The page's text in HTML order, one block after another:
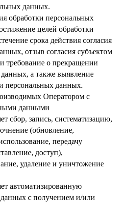
данных.
обработки персональных
целей обработки
срока действия согласия
отзыв согласия субъектом
требование о прекращении
а также выявление
персональных данных.
Оператором с
данными
сбор, запись, систематизацию,
(обновление,
передачу
доступ),
удаление и уничтожение
автоматизированную
с получением и/или